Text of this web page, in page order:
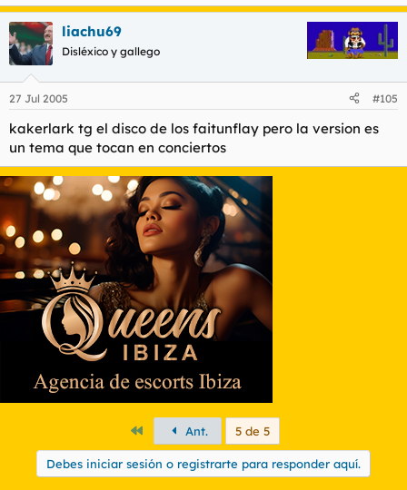
especie.
Y merece, por tanto, que me cague no ya en su estirpe
sino en su puta raza.
liachu69
Disléxico y gallego
27 Jul 2005 #105
kakerlark tg el disco de los faitunflay pero la version es
un tema que tocan en conciertos
PrimeroAnt. 5 de 5
Debes iniciar sesión o registrarte para responder aquí.